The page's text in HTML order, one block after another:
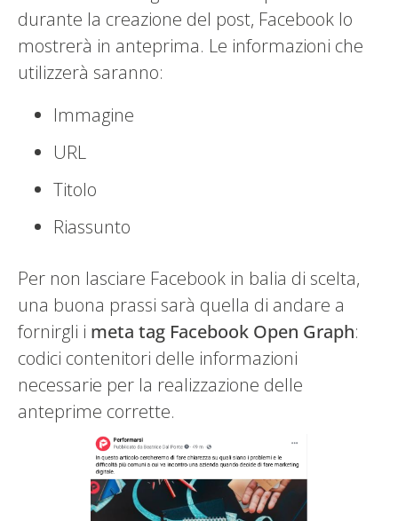
durante la creazione del post, Facebook lo
mostrerà in anteprima. Le informazioni che
utilizzerà saranno:
Immagine
URL
Titolo
Riassunto
Per non lasciare Facebook in balia di scelta,
una buona prassi sarà quella di andare a
fornirgli i meta tag Facebook Open Graph:
codici contenitori delle informazioni
necessarie per la realizzazione delle
anteprime corrette.